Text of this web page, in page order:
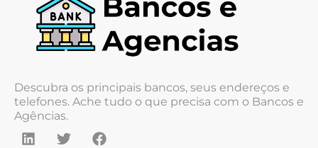
Descubra os principais bancos, seus endereços e
telefones. Ache tudo o que precisa com o Bancos e
Agências.